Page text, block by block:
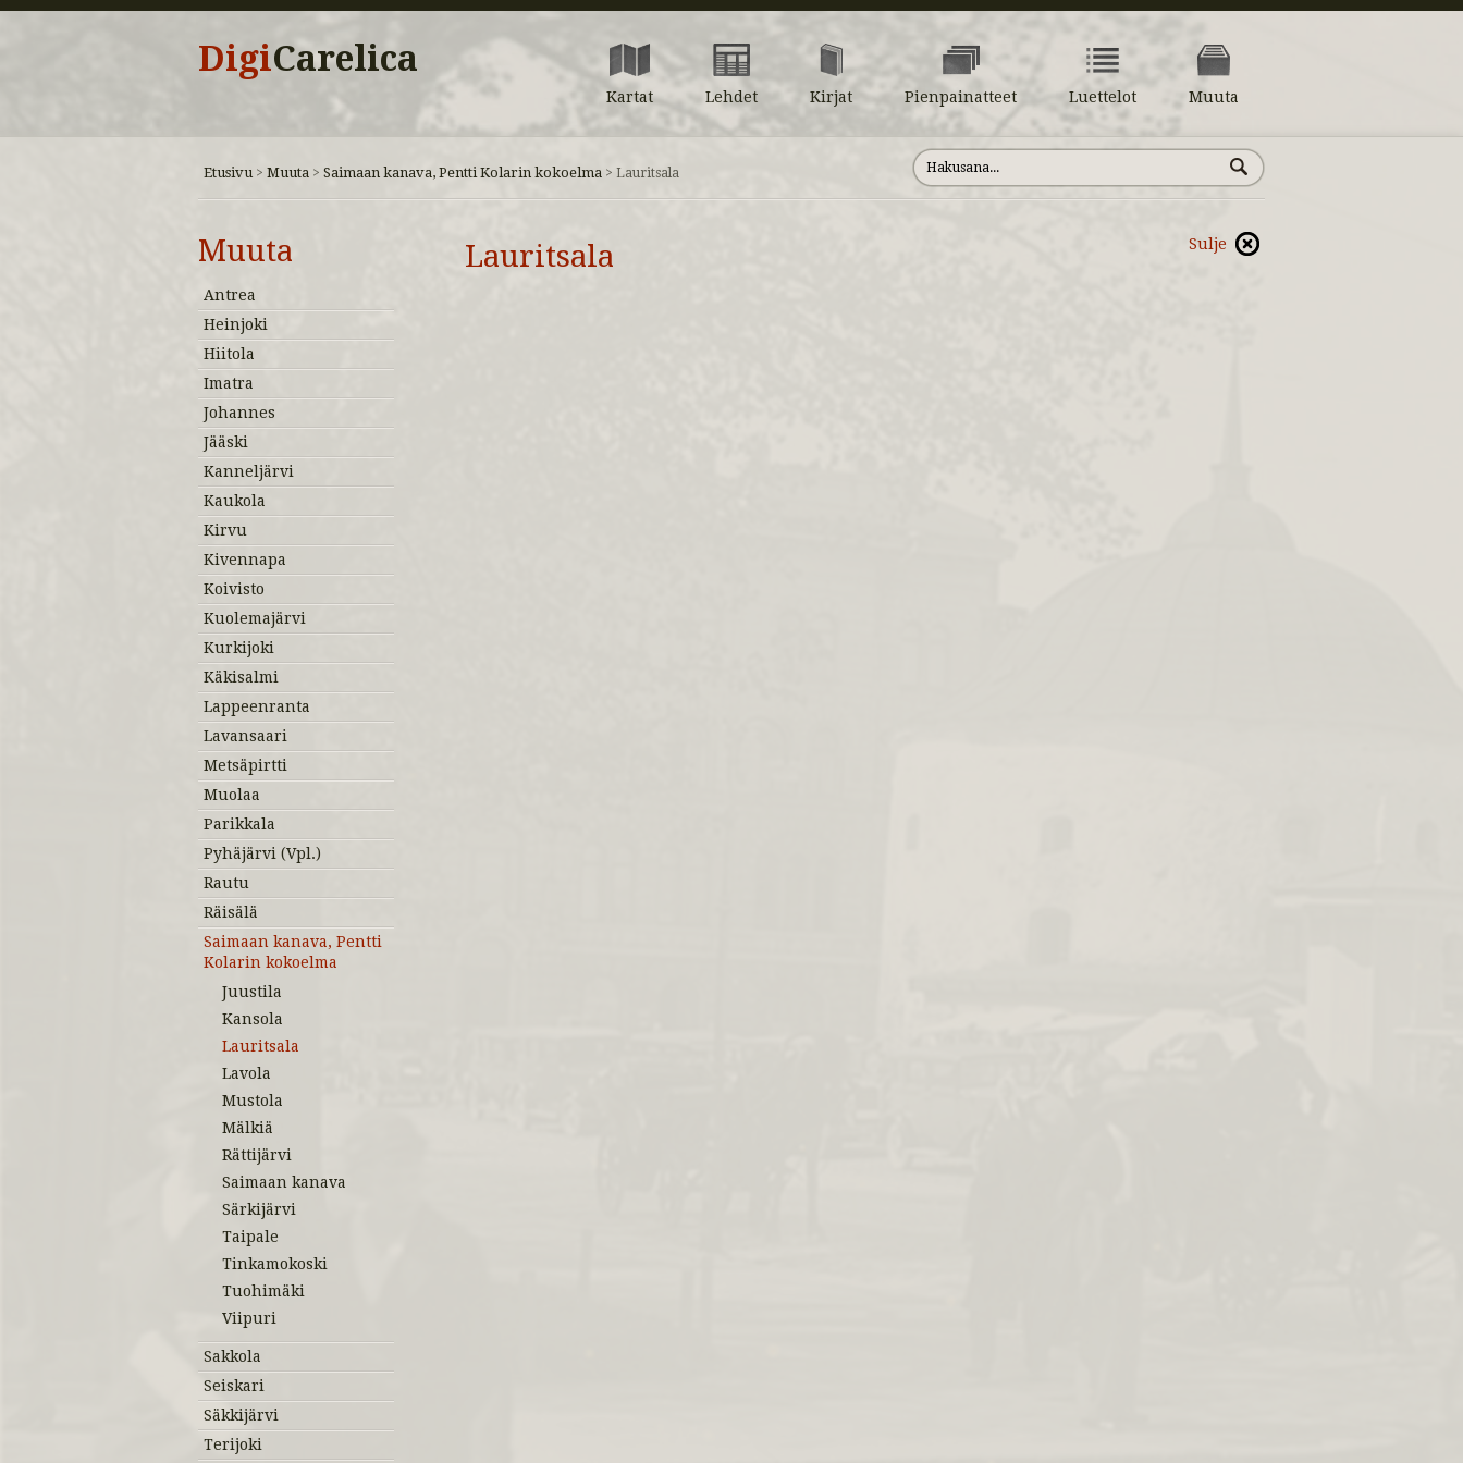
DigiCarelica
Kartat Lehdet Kirjat Pienpainatteet Luettelot Muuta
Etusivu > Muuta > Saimaan kanava, Pentti Kolarin kokoelma > Lauritsala
Muuta
Antrea
Heinjoki
Hiitola
Imatra
Johannes
Jääski
Kanneljärvi
Kaukola
Kirvu
Kivennapa
Koivisto
Kuolemajärvi
Kurkijoki
Käkisalmi
Lappeenranta
Lavansaari
Metsäpirtti
Muolaa
Parikkala
Pyhäjärvi (Vpl.)
Rautu
Räisälä
Saimaan kanava, Pentti
Kolarin kokoelma
Juustila
Kansola
Lauritsala
Lavola
Mustola
Mälkiä
Rättijärvi
Saimaan kanava
Särkijärvi
Taipale
Tinkamokoski
Tuohimäki
Viipuri
Sakkola
Seiskari
Säkkijärvi
Terijoki
Lauritsala Sulje